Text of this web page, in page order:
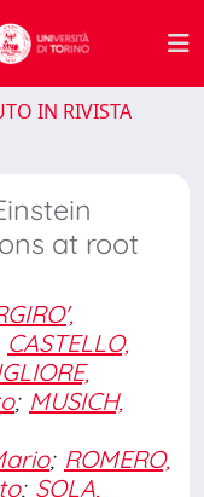
IN RIVISTA
at root
CASTELLO,
; MUSICH,
; ROMERO,
; SOLA,